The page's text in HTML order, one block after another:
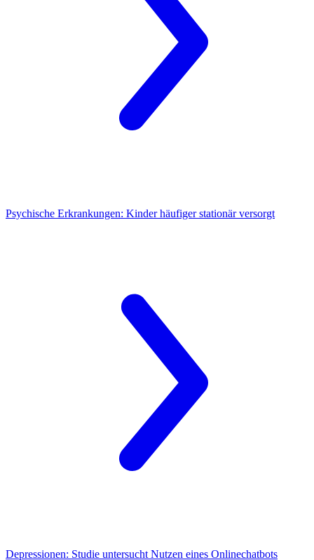
Psychische Erkrankungen: Kinder häufiger stationär versorgt
Depressionen: Studie untersucht Nutzen eines Onlinechatbots